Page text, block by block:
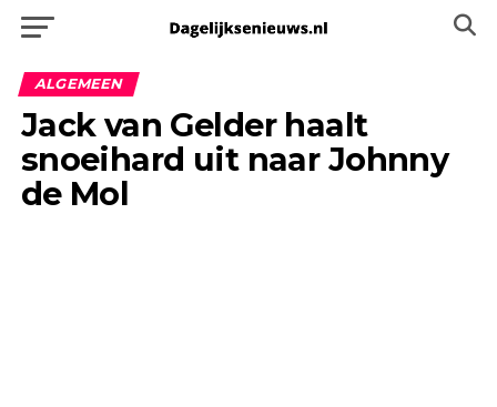
ALGEMEEN
Jack van Gelder haalt
snoeihard uit naar Johnny
de Mol